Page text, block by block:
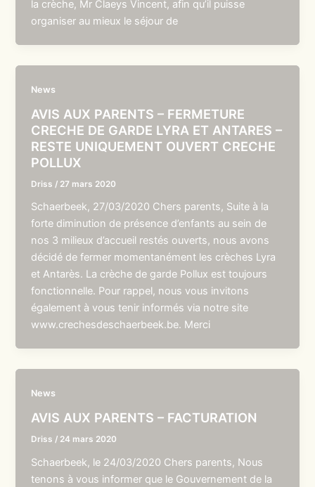
la crèche, Mr Claeys Vincent, afin qu’il puisse
organiser au mieux le séjour de
News
AVIS AUX PARENTS – FERMETURE
CRECHE DE GARDE LYRA ET ANTARES –
RESTE UNIQUEMENT OUVERT CRECHE
POLLUX
Driss / 27 mars 2020
Schaerbeek, 27/03/2020 Chers parents, Suite à la
forte diminution de présence d’enfants au sein de
nos 3 milieux d’accueil restés ouverts, nous avons
décidé de fermer momentanément les crèches Lyra
et Antarès. La crèche de garde Pollux est toujours
fonctionnelle. Pour rappel, nous vous invitons
également à vous tenir informés via notre site
www.crechesdeschaerbeek.be. Merci
News
AVIS AUX PARENTS – FACTURATION
Driss / 24 mars 2020
Schaerbeek, le 24/03/2020 Chers parents, Nous
tenons à vous informer que le Gouvernement de la